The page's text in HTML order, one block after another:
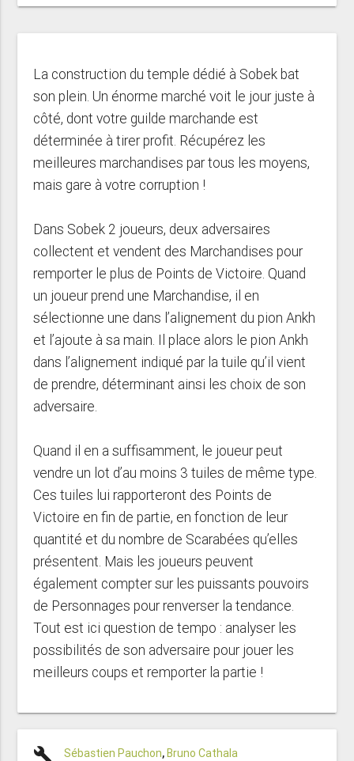
La construction du temple dédié à Sobek bat
son plein. Un énorme marché voit le jour juste à
côté, dont votre guilde marchande est
déterminée à tirer profit. Récupérez les
meilleures marchandises par tous les moyens,
mais gare à votre corruption !
Dans Sobek 2 joueurs, deux adversaires
collectent et vendent des Marchandises pour
remporter le plus de Points de Victoire. Quand
un joueur prend une Marchandise, il en
sélectionne une dans l’alignement du pion Ankh
et l’ajoute à sa main. Il place alors le pion Ankh
dans l’alignement indiqué par la tuile qu’il vient
de prendre, déterminant ainsi les choix de son
adversaire.
Quand il en a suffisamment, le joueur peut
vendre un lot d’au moins 3 tuiles de même type.
Ces tuiles lui rapporteront des Points de
Victoire en fin de partie, en fonction de leur
quantité et du nombre de Scarabées qu’elles
présentent. Mais les joueurs peuvent
également compter sur les puissants pouvoirs
de Personnages pour renverser la tendance.
Tout est ici question de tempo : analyser les
possibilités de son adversaire pour jouer les
meilleurs coups et remporter la partie !
build Sébastien Pauchon,Bruno Cathala